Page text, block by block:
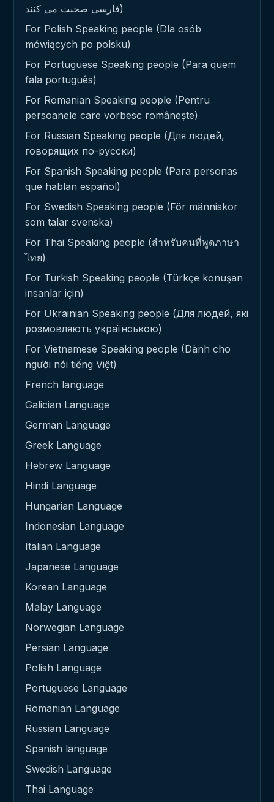
فارسی صحبت می کنند)
For Polish Speaking people (Dla osób
mówiących po polsku)
For Portuguese Speaking people (Para quem
fala português)
For Romanian Speaking people (Pentru
persoanele care vorbesc românește)
For Russian Speaking people (Для людей,
говорящих по-русски)
For Spanish Speaking people (Para personas
que hablan español)
For Swedish Speaking people (För människor
som talar svenska)
For Thai Speaking people (สำหรับคนที่พูดภาษา
ไทย)
For Turkish Speaking people (Türkçe konuşan
insanlar için)
For Ukrainian Speaking people (Для людей, які
розмовляють українською)
For Vietnamese Speaking people (Dành cho
người nói tiếng Việt)
French language
Galician Language
German Language
Greek Language
Hebrew Language
Hindi Language
Hungarian Language
Indonesian Language
Italian Language
Japanese Language
Korean Language
Malay Language
Norwegian Language
Persian Language
Polish Language
Portuguese Language
Romanian Language
Russian Language
Spanish language
Swedish Language
Thai Language